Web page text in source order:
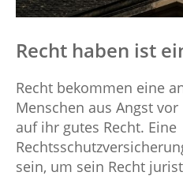
Recht haben ist
Recht bekommen eine
Menschen aus Angst
auf ihr gutes Recht. Eine
sein, um sein Recht